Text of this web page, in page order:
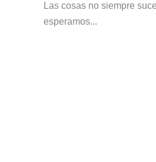
Las cosas no siempre
esperamos...